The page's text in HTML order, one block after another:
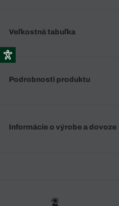
Veľkostná tabuľka
Podrobnosti produktu
Informácie o výrobe a dovoze